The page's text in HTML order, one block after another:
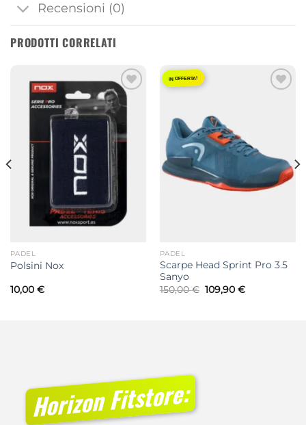
Recensioni (0)
PRODOTTI CORRELATI
Aggiungi
alla lista
dei
desideri
PADEL
Polsini Nox
10,00 €
IN OFFERTA!
PADEL
Scarpe Head Sprint Pro 3.5
Sanyo
150,00€ Il
prezzo
109,90 €Il
Horizon Fitstore: